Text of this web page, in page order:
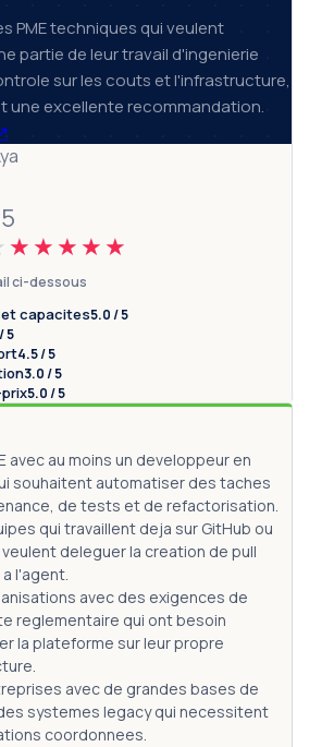
PME techniques qui veulent
partie de leur travail d'ingenierie
sur les couts et l'infrastructure,
une excellente recommandation.
★★★★★
ci-dessous
capacites5.0 / 5
5
4.5 / 5
3.0 / 5
5.0 / 5
avec au moins un developpeur en
souhaitent automatiser des taches
de tests et de refactorisation.
qui travaillent deja sur GitHub ou
deleguer la creation de pull
l'agent.
avec des exigences de
reglementaire qui ont besoin
la plateforme sur leur propre
avec de grandes bases de
systemes legacy qui necessitent
coordonnees.